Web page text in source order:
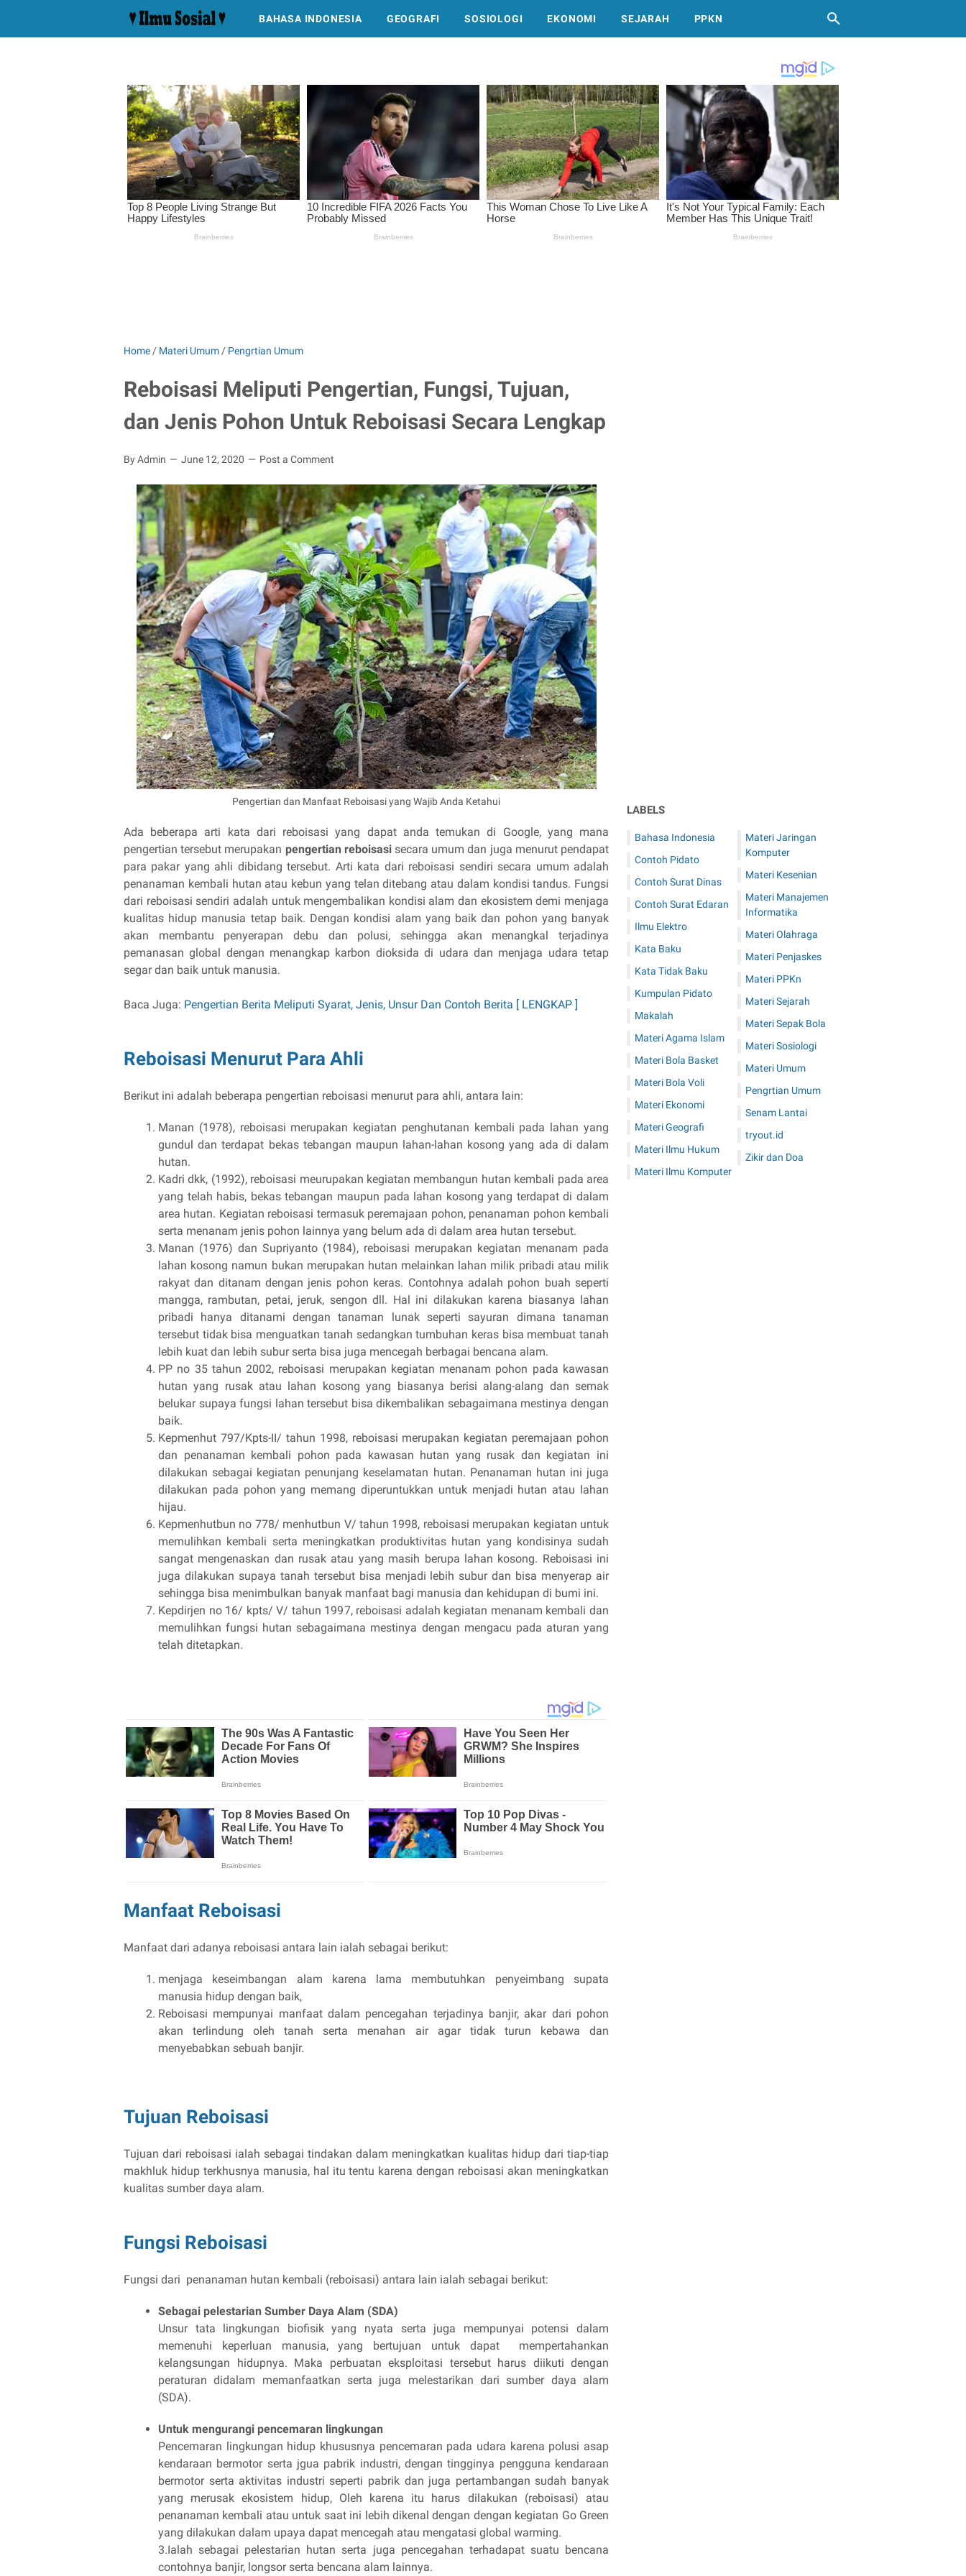
BAHASA INDONESIA GEOGRAFI SOSIOLOGI EKONOMI SEJARAH PPKN
Home / Materi Umum / Pengrtian Umum
Reboisasi Meliputi Pengertian, Fungsi, Tujuan,
dan Jenis Pohon Untuk Reboisasi Secara Lengkap
By Admin June 12, 2020 Post a Comment
Pengertian dan Manfaat Reboisasi yang Wajib Anda Ketahui
Ada beberapa arti kata dari reboisasi yang dapat anda temukan di Google, yang mana
pengertian tersebut merupakan pengertian reboisasisecara umum dan juga menurut pendapat
para pakar yang ahli dibidang tersebut. Arti kata dari reboisasi sendiri secara umum adalah
penanaman kembali hutan atau kebun yang telan ditebang atau dalam kondisi tandus. Fungsi
dari reboisasi sendiri adalah untuk mengembalikan kondisi alam dan ekosistem demi menjaga
kualitas hidup manusia tetap baik. Dengan kondisi alam yang baik dan pohon yang banyak
akan membantu penyerapan debu dan polusi, sehingga akan menangkal terjadinya
pemanasan global dengan menangkap karbon dioksida di udara dan menjaga udara tetap
segar dan baik untuk manusia.
Baca Juga: Pengertian Berita Meliputi Syarat, Jenis, Unsur Dan Contoh Berita [ LENGKAP ]
Reboisasi Menurut Para Ahli
Berikut ini adalah beberapa pengertian reboisasi menurut para ahli, antara lain:
Manan (1978), reboisasi merupakan kegiatan penghutanan kembali pada lahan yang
gundul dan terdapat bekas tebangan maupun lahan-lahan kosong yang ada di dalam
hutan.
Kadri dkk, (1992), reboisasi meurupakan kegiatan membangun hutan kembali pada area
yang telah habis, bekas tebangan maupun pada lahan kosong yang terdapat di dalam
area hutan. Kegiatan reboisasi termasuk peremajaan pohon, penanaman pohon kembali
serta menanam jenis pohon lainnya yang belum ada di dalam area hutan tersebut.
Manan (1976) dan Supriyanto (1984), reboisasi merupakan kegiatan menanam pada
lahan kosong namun bukan merupakan hutan melainkan lahan milik pribadi atau milik
rakyat dan ditanam dengan jenis pohon keras. Contohnya adalah pohon buah seperti
mangga, rambutan, petai, jeruk, sengon dll. Hal ini dilakukan karena biasanya lahan
pribadi hanya ditanami dengan tanaman lunak seperti sayuran dimana tanaman
tersebut tidak bisa menguatkan tanah sedangkan tumbuhan keras bisa membuat tanah
lebih kuat dan lebih subur serta bisa juga mencegah berbagai bencana alam.
PP no 35 tahun 2002, reboisasi merupakan kegiatan menanam pohon pada kawasan
hutan yang rusak atau lahan kosong yang biasanya berisi alang-alang dan semak
belukar supaya fungsi lahan tersebut bisa dikembalikan sebagaimana mestinya dengan
baik.
Kepmenhut 797/Kpts-II/ tahun 1998, reboisasi merupakan kegiatan peremajaan pohon
dan penanaman kembali pohon pada kawasan hutan yang rusak dan kegiatan ini
dilakukan sebagai kegiatan penunjang keselamatan hutan. Penanaman hutan ini juga
dilakukan pada pohon yang memang diperuntukkan untuk menjadi hutan atau lahan
hijau.
Kepmenhutbun no 778/ menhutbun V/ tahun 1998, reboisasi merupakan kegiatan untuk
memulihkan kembali serta meningkatkan produktivitas hutan yang kondisinya sudah
sangat mengenaskan dan rusak atau yang masih berupa lahan kosong. Reboisasi ini
juga dilakukan supaya tanah tersebut bisa menjadi lebih subur dan bisa menyerap air
sehingga bisa menimbulkan banyak manfaat bagi manusia dan kehidupan di bumi ini.
Kepdirjen no 16/ kpts/ V/ tahun 1997, reboisasi adalah kegiatan menanam kembali dan
memulihkan fungsi hutan sebagaimana mestinya dengan mengacu pada aturan yang
telah ditetapkan.
Manfaat Reboisasi
Manfaat dari adanya reboisasi antara lain ialah sebagai berikut:
menjaga keseimbangan alam karena lama membutuhkan penyeimbang supata
manusia hidup dengan baik,
Reboisasi mempunyai manfaat dalam pencegahan terjadinya banjir, akar dari pohon
akan terlindung oleh tanah serta menahan air agar tidak turun kebawa dan
menyebabkan sebuah banjir.
Tujuan Reboisasi
Tujuan dari reboisasi ialah sebagai tindakan dalam meningkatkan kualitas hidup dari tiap-tiap
makhluk hidup terkhusnya manusia, hal itu tentu karena dengan reboisasi akan meningkatkan
kualitas sumber daya alam.
Fungsi Reboisasi
Fungsi dari penanaman hutan kembali (reboisasi) antara lain ialah sebagai berikut:
Sebagai pelestarian Sumber Daya Alam (SDA)
Unsur tata lingkungan biofisik yang nyata serta juga mempunyai potensi dalam
memenuhi keperluan manusia, yang bertujuan untuk dapat mempertahankan
kelangsungan hidupnya. Maka perbuatan eksploitasi tersebut harus diikuti dengan
peraturan didalam memanfaatkan serta juga melestarikan dari sumber daya alam
(SDA).
Untuk mengurangi pencemaran lingkungan
Pencemaran lingkungan hidup khususnya pencemaran pada udara karena polusi asap
kendaraan bermotor serta jgua pabrik industri, dengan tingginya pengguna kendaraan
bermotor serta aktivitas industri seperti pabrik dan juga pertambangan sudah banyak
yang merusak ekosistem hidup, Oleh karena itu harus dilakukan (reboisasi) atau
penanaman kembali atau untuk saat ini lebih dikenal dengan dengan kegiatan Go Green
yang dilakukan dalam upaya dapat mencegah atau mengatasi global warming.
3.Ialah sebagai pelestarian hutan serta juga pencegahan terhadapat suatu bencana
contohnya banjir, longsor serta bencana alam lainnya.
LABELS
Bahasa Indonesia
Contoh Pidato
Contoh Surat Dinas
Contoh Surat Edaran
Ilmu Elektro
Kata Baku
Kata Tidak Baku
Kumpulan Pidato
Makalah
Materi Agama Islam
Materi Bola Basket
Materi Bola Voli
Materi Ekonomi
Materi Geografi
Materi Ilmu Hukum
Materi Ilmu Komputer
Materi Jaringan
Komputer
Materi Kesenian
Materi Manajemen
Informatika
Materi Olahraga
Materi Penjaskes
Materi PPKn
Materi Sejarah
Materi Sepak Bola
Materi Sosiologi
Materi Umum
Pengrtian Umum
Senam Lantai
tryout.id
Zikir dan Doa